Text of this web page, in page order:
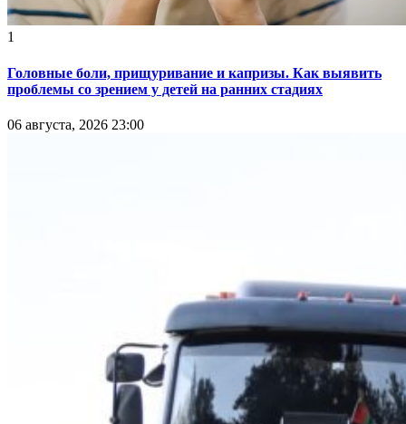
1
Головные боли, прищуривание и капризы. Как выявить
проблемы со зрением у детей на ранних стадиях
06 августа, 2026 23:00